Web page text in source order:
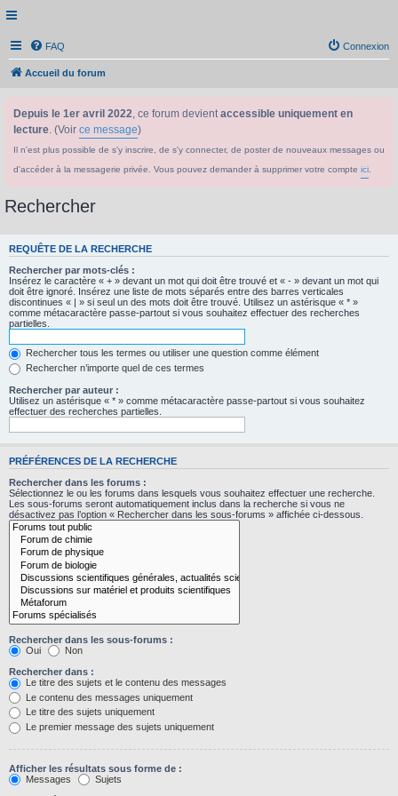
FAQ Connexion
Accueil du forum
Depuis le 1er avril 2022, ce forum devientaccessible uniquement en
lecture. (Voir ce message)
Il n'est plus possible de s'y inscrire, de s'y connecter, de poster de nouveaux messages ou
d'accéder à la messagerie privée. Vous pouvez demander à supprimer votre compte ici
Rechercher
REQUÊTE DE LA RECHERCHE
Rechercher par mots-clés :
Insérez le caractère « + » devant un mot qui doit être trouvé et « - » devant un mot qui
doit être ignoré. Insérez une liste de mots séparés entre des barres verticales
discontinues « | » si seul un des mots doit être trouvé. Utilisez un astérisque « * »
comme métacaractère passe-partout si vous souhaitez effectuer des recherches
partielles.
Rechercher tous les termes ou utiliser une question comme élément
Rechercher n’importe quel de ces termes
Rechercher par auteur :
Utilisez un astérisque « * » comme métacaractère passe-partout si vous souhaitez
effectuer des recherches partielles.
PRÉFÉRENCES DE LA RECHERCHE
Rechercher dans les forums :
Sélectionnez le ou les forums dans lesquels vous souhaitez effectuer une recherche.
Les sous-forums seront automatiquement inclus dans la recherche si vous ne
désactivez pas l’option « Rechercher dans les sous-forums » affichée ci-dessous.
Rechercher dans les sous-forums :
Oui
Non
Rechercher dans :
Le titre des sujets et le contenu des messages
Le contenu des messages uniquement
Le titre des sujets uniquement
Le premier message des sujets uniquement
Afficher les résultats sous forme de :
Messages
Sujets